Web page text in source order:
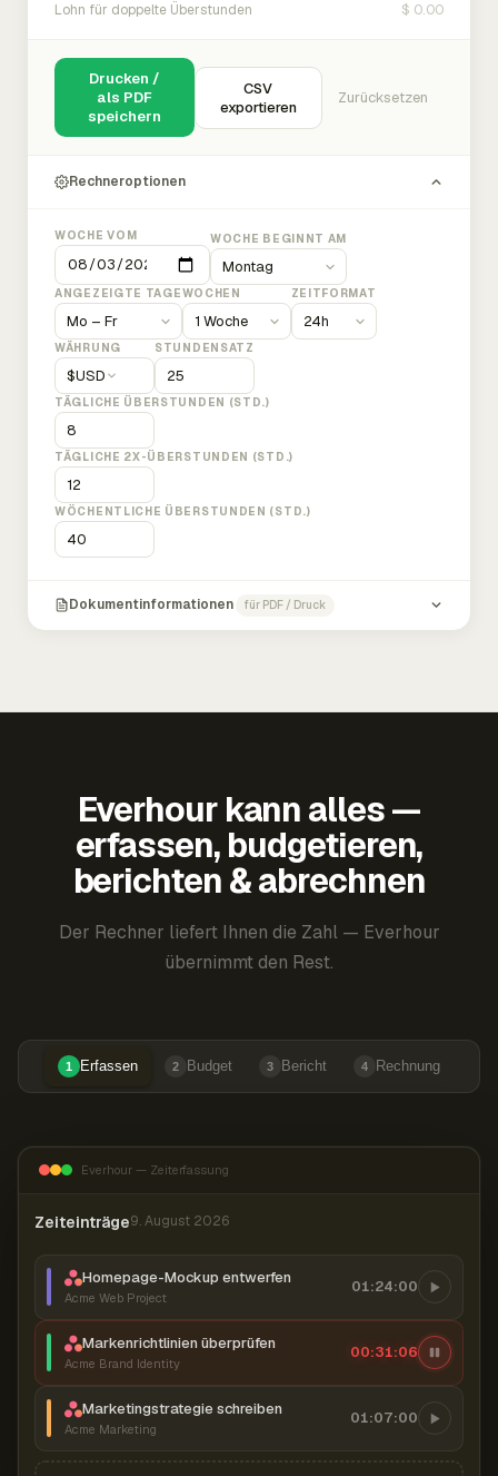
Lohn für doppelte Überstunden $ 0.00
Drucken /
als PDF
speichern
CSV
exportieren
Zurücksetzen
Rechneroptionen
WOCHE VOM WOCHE BEGINNT AM
ANGEZEIGTE TAGEWOCHEN ZEITFORMAT
WÄHRUNG
$USD
STUNDENSATZ
TÄGLICHE ÜBERSTUNDEN (STD.)
TÄGLICHE 2X-ÜBERSTUNDEN (STD.)
WÖCHENTLICHE ÜBERSTUNDEN (STD.)
Dokumentinformationen für PDF / Druck
Everhour kann alles —
erfassen, budgetieren,
berichten & abrechnen
Der Rechner liefert Ihnen die Zahl — Everhour
übernimmt den Rest.
1 Erfassen 2 Budget 3 Bericht 4 Rechnung
Everhour — Zeiterfassung
Zeiteinträge9. August 2026
Homepage-Mockup entwerfen
Acme Web Project
01:24:00
Markenrichtlinien überprüfen
Acme Brand Identity
00:31:07
Marketingstrategie schreiben
Acme Marketing
01:07:00